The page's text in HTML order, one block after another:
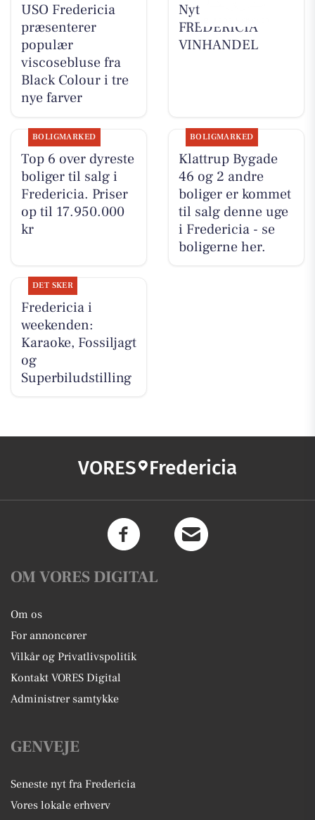
USO Fredericia
præsenterer
populær
viscosebluse fra
Black Colour i tre
nye farver
Nyt fra
FREDERICIA
VINHANDEL
BOLIGMARKED
Top 6 over dyreste
boliger til salg i
Fredericia. Priser
op til 17.950.000
kr
BOLIGMARKED
Klattrup Bygade
46 og 2 andre
boliger er kommet
til salg denne uge
i Fredericia - se
boligerne her.
DET SKER
Fredericia i
weekenden:
Karaoke, Fossiljagt
og
Superbiludstilling
VORES Fredericia
OM VORES DIGITAL
Om os
For annoncører
Vilkår og Privatlivspolitik
Kontakt VORES Digital
Administrer samtykke
GENVEJE
Seneste nyt fra Fredericia
Vores lokale erhverv